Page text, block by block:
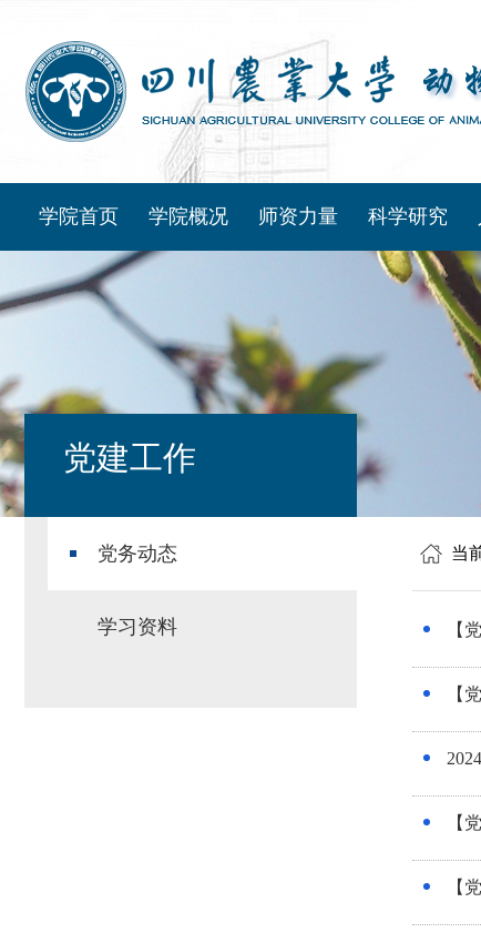
学院首页 学院概况 师资力量 科学研究
党建工作
党务动态
学习资料
当
【
【
【
【